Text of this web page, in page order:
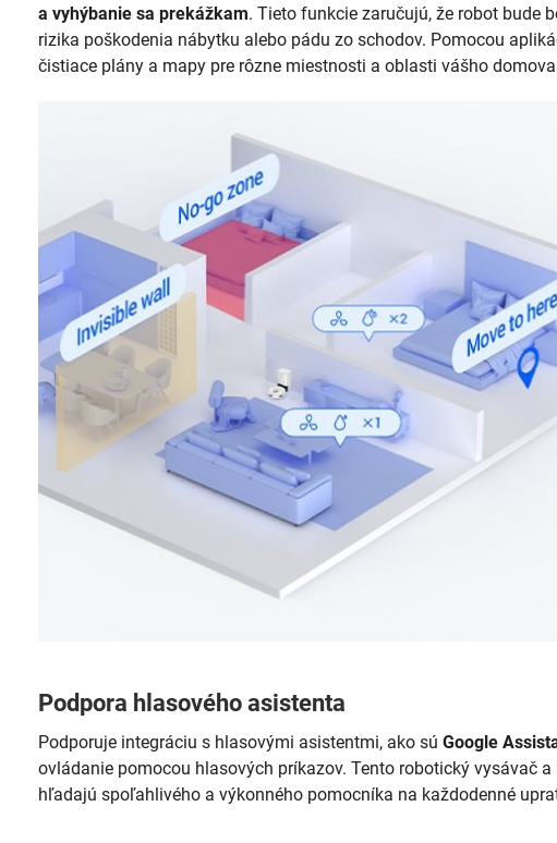
a vyhýbanie sa prekážkam. Tieto funkcie zaručujú, že robot bude
rizika poškodenia nábytku alebo pádu zo schodov. Pomocou
čistiace plány a mapy pre rôzne miestnosti a oblasti vášho
Podpora hlasového asistenta
Podporuje integráciu s hlasovými asistentmi, ako sú Google
ovládanie pomocou hlasových príkazov. Tento robotický vysávač
hľadajú spoľahlivého a výkonného pomocníka na každodenné